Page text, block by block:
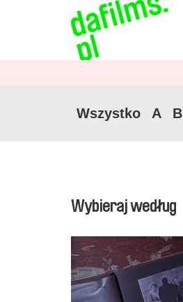
Wyszukiwanie
zaawansowane
Wszystko A B
Wybieraj według